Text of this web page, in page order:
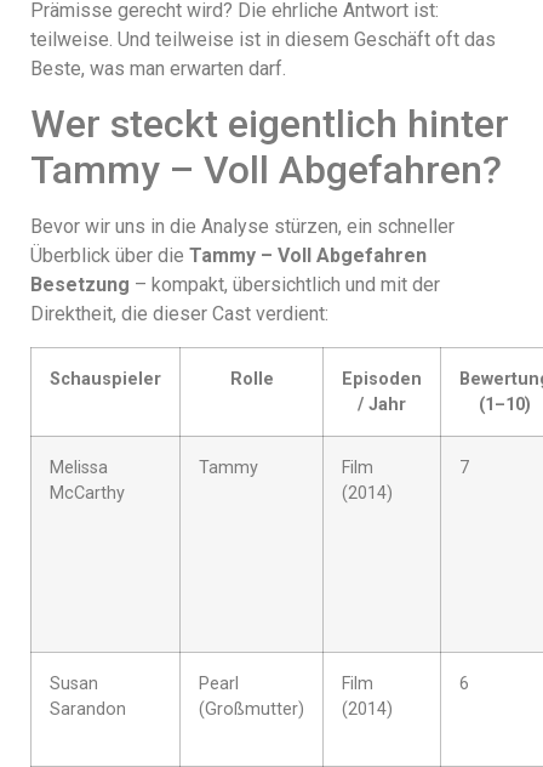
Prämisse gerecht wird? Die ehrliche Antwort ist:
teilweise. Und teilweise ist in diesem Geschäft oft das
Beste, was man erwarten darf.
Wer steckt eigentlich hinter
Tammy – Voll Abgefahren?
Bevor wir uns in die Analyse stürzen, ein schneller
Überblick über die Tammy – Voll Abgefahren
Besetzung – kompakt, übersichtlich und mit der
Direktheit, die dieser Cast verdient:
Schauspieler Rolle
Episoden
/ Jahr
(1–10)
Melissa
McCarthy
Tammy
Film
(2014)
7
Susan
Sarandon
Pearl
(Großmutter)
Film
(2014)
6